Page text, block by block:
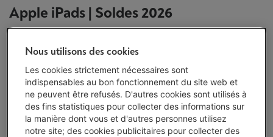
Apple iPads | Soldes 2026
Lessoldesseront de retour du 3 au 31 janvier 2027 : une
offres sur nos produits. En attendant, chez Vanden Borre,
vous bénéficiez toute l'année de notre garantie du prix le
plus bas : si vous trouvez votre appareil moins cher, ici ou
ailleurs, dans les 30 jours suivant votre achat, nous vous
remboursons la différence ! En savoir plus
Nous utilisons des cookies
Les cookies strictement nécessaires sont
indispensables au bon fonctionnement du site web et
ne peuvent être refusés. D'autres cookies sont utilisés à
des fins statistiques pour collecter des informations sur
la manière dont vous et d'autres personnes utilisez
notre site; des cookies publicitaires pour collecter des